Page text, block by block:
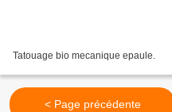
Tatouage bio mecanique epaule.
< Page précédente